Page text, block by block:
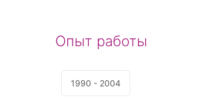
Опыт работы
1990 - 2004